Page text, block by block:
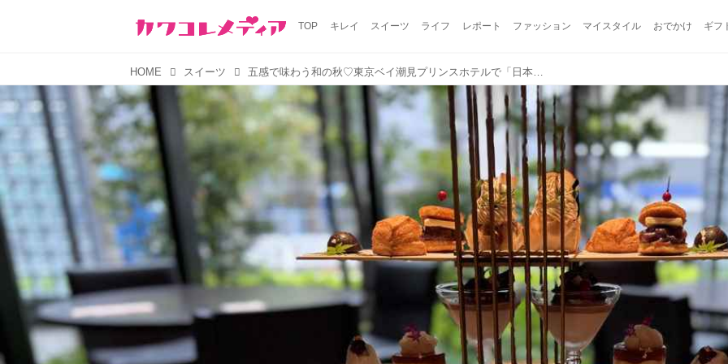
TOP キレイ スイーツ ライフ レポート ファッション マイスタイル おでかけ ギフ
HOME スイーツ 五感で味わう和の秋♡東京ベイ潮見プリンスホテルで「日本茶と愉しむ秋の彩り」アフタヌーンティー